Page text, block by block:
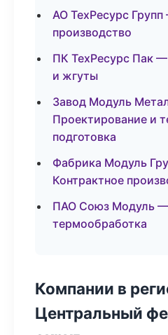
АО ТехРесурс
производство
ПК ТехРесурс Пак
и жгуты
Завод Модуль
Проектирование и
подготовка
Фабрика Модуль
Контрактное
ПАО Союз Модуль —
термообработка
Компании в
Центральный